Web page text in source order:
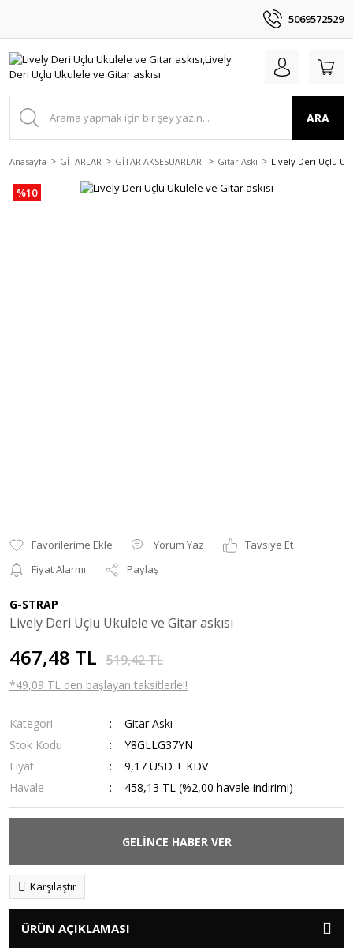
5069572529
ARA
Anasayfa GİTARLAR GİTAR AKSESUARLARI Gitar Askı Lively Deri Uçlu
%10
Yorum Yaz
Tavsiye Et
Fiyat Alarmı
Paylaş
G-STRAP
Lively Deri Uçlu Ukulele ve Gitar askısı
467,48 TL 519,42 TL
*49,09 TL den başlayan taksitlerle!!
Kategori
Gitar Askı
Stok Kodu
Y8GLLG37YN
Fiyat
9,17 USD + KDV
Havale
458,13 TL (%2,00 havale indirimi)
GELİNCE HABER VER
Karşılaştır
ÜRÜN AÇIKLAMASI